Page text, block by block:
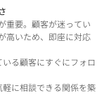
重要。顧客が迷ってい
高いため、即座に対応
る顧客にすぐにフォロ
に相談できる関係を築